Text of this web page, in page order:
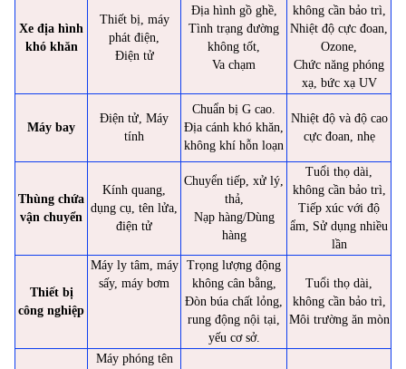
Xe địa hình
khó khăn
Thiết bị, máy
phát điện,
Điện tử
Địa hình gồ ghề,
Tình trạng đường
không tốt,
Va chạm
không cần bảo trì,
Nhiệt độ cực đoan,
Ozone,
Chức năng phóng
xạ, bức xạ UV
Máy bay
Điện tử, Máy
tính
Chuẩn bị G cao.
Địa cánh khó khăn,
không khí hỗn loạn
Nhiệt độ và độ cao
cực đoan, nhẹ
Thùng chứa
vận chuyển
Kính quang,
dụng cụ, tên lửa,
điện tử
Chuyển tiếp, xử lý,
thả,
Nạp hàng/Dùng
hàng
Tuổi thọ dài,
không cần bảo trì,
Tiếp xúc với độ
ẩm, Sử dụng nhiều
lần
Thiết bị
công nghiệp
Máy ly tâm, máy
sấy, máy bơm
Trọng lượng động
không cân bằng,
Đòn búa chất lỏng,
rung động nội tại,
yếu cơ sở.
Tuổi thọ dài,
không cần bảo trì,
Môi trường ăn mòn
Máy phóng tên